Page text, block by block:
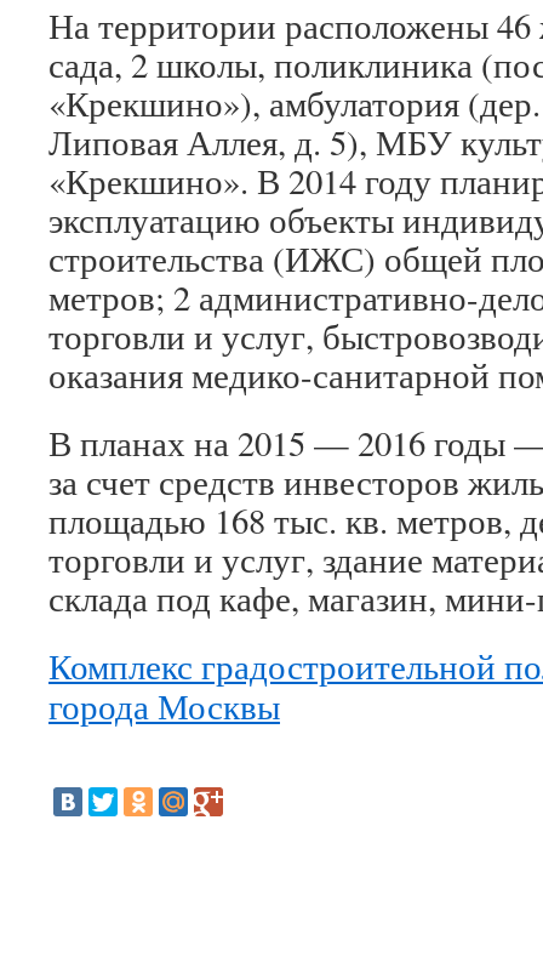
На территории расположены
сада, 2 школы, поликлиника
«Крекшино»), амбулатория
Липовая Аллея, д. 5), МБУ
«Крекшино». В 2014 году
эксплуатацию объекты
строительства (ИЖС) общей
метров; 2 административно-
торговли и услуг,
оказания медико-санитарной
В планах на 2015 — 2016 годы
за счет средств инвесторов
площадью 168 тыс. кв. метров,
торговли и услуг, здание
склада под кафе, магазин,
Комплекс градостроительной
города Москвы